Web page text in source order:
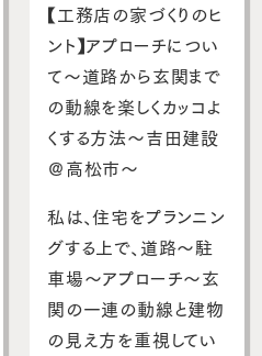
【工務店の家づくりのヒ
ント】アプローチについ
て～道路から玄関まで
の動線を楽しくカッコよ
くする方法～吉田建設
＠高松市～
私は、住宅をプランニン
グする上で、道路～駐
車場～アプローチ～玄
関の一連の動線と建物
の見え方を重視してい